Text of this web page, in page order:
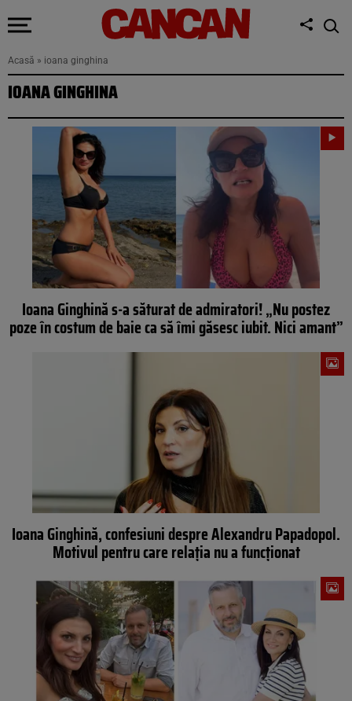
Acasă » ioana ginghina
IOANA GINGHINA
Ioana Ginghină s-a săturat de admiratori! „Nu postez
poze în costum de baie ca să îmi găsesc iubit. Nici amant”
Ioana Ginghină, confesiuni despre Alexandru Papadopol.
Motivul pentru care relația nu a funcționat